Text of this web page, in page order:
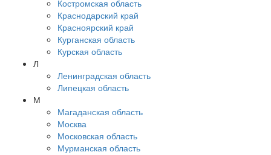
Костромская область
Краснодарский край
Красноярский край
Курганская область
Курская область
Л
Ленинградская область
Липецкая область
М
Магаданская область
Москва
Московская область
Мурманская область